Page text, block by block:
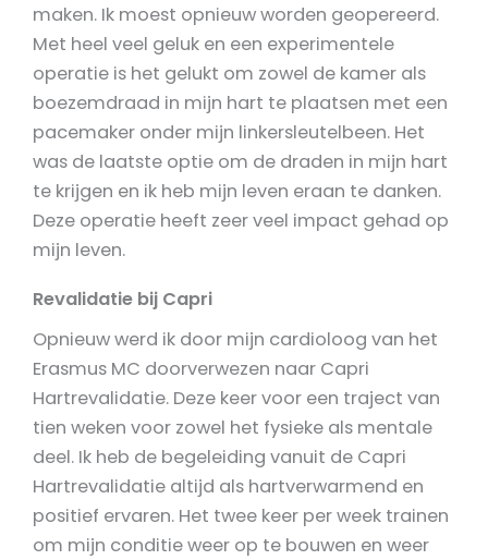
maken. Ik moest opnieuw worden geopereerd.
Met heel veel geluk en een experimentele
operatie is het gelukt om zowel de kamer als
boezemdraad in mijn hart te plaatsen met een
pacemaker onder mijn linkersleutelbeen. Het
was de laatste optie om de draden in mijn hart
te krijgen en ik heb mijn leven eraan te danken.
Deze operatie heeft zeer veel impact gehad op
mijn leven.
Revalidatie bij Capri
Opnieuw werd ik door mijn cardioloog van het
Erasmus MC doorverwezen naar Capri
Hartrevalidatie. Deze keer voor een traject van
tien weken voor zowel het fysieke als mentale
deel. Ik heb de begeleiding vanuit de Capri
Hartrevalidatie altijd als hartverwarmend en
positief ervaren. Het twee keer per week trainen
om mijn conditie weer op te bouwen en weer